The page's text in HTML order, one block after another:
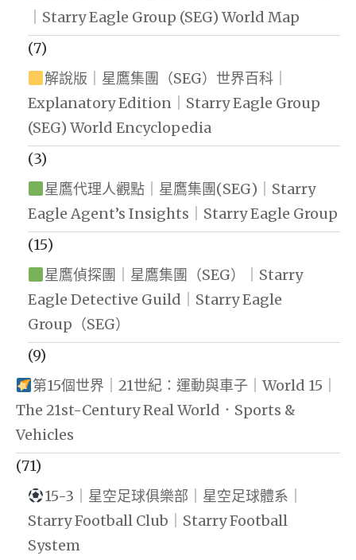
｜Starry Eagle Group (SEG) World Map
(7)
解說版｜星鷹集團（SEG）世界百科｜
Explanatory Edition｜Starry Eagle Group
(SEG) World Encyclopedia
(3)
星鷹代理人觀點｜星鷹集團(SEG)｜Starry
Eagle Agent’s Insights｜Starry Eagle Group
(15)
星鷹偵探團｜星鷹集團（SEG）｜Starry
Eagle Detective Guild｜Starry Eagle
Group（SEG）
(9)
第15個世界｜21世紀：運動與車子｜World 15｜
The 21st-Century Real World．Sports &
Vehicles
(71)
15-3｜星空足球俱樂部｜星空足球體系｜
Starry Football Club｜Starry Football
System